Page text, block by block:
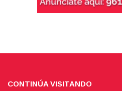
CONTINÚA VISITANDO